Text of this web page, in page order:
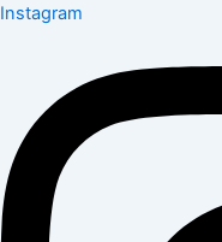
Instagram